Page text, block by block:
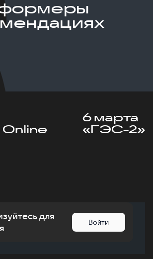
6 марта
«ГЭС-2»
для
Войти